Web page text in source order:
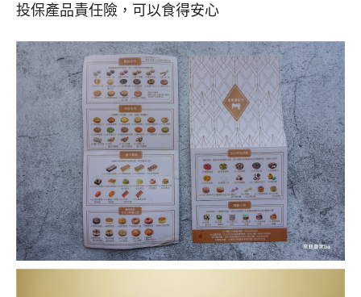
投保產品責任險，可以食得安心